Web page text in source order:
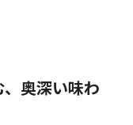
奥深い味わ